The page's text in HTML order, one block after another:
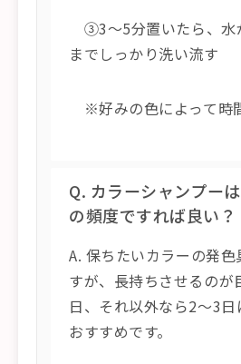
③3～5分置いたら、水
までしっかり洗い流す
※好みの色によって時
Q. カラーシャンプー
の頻度ですれば良い？
A. 保ちたいカラーの発色
すが、長持ちさせるのが
日、それ以外なら2〜3
おすすめです。